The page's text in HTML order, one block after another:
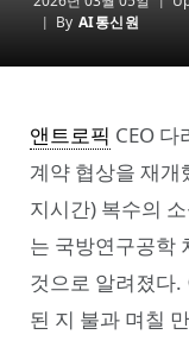
By AI통신원
앤트로픽 CEO
계약 협상을 재개
지시간) 복수의
는 국방연구공학
것으로 알려졌다
된 지 불과 며칠